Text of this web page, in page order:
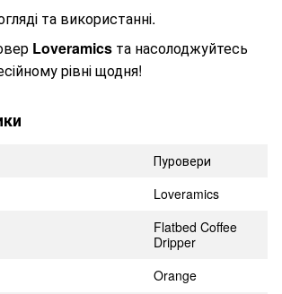
та використанні.
Loveramics та насолоджуйтесь
рівні щодня!
Пуровери
Loveramics
Flatbed Coffee
Dripper
Orange